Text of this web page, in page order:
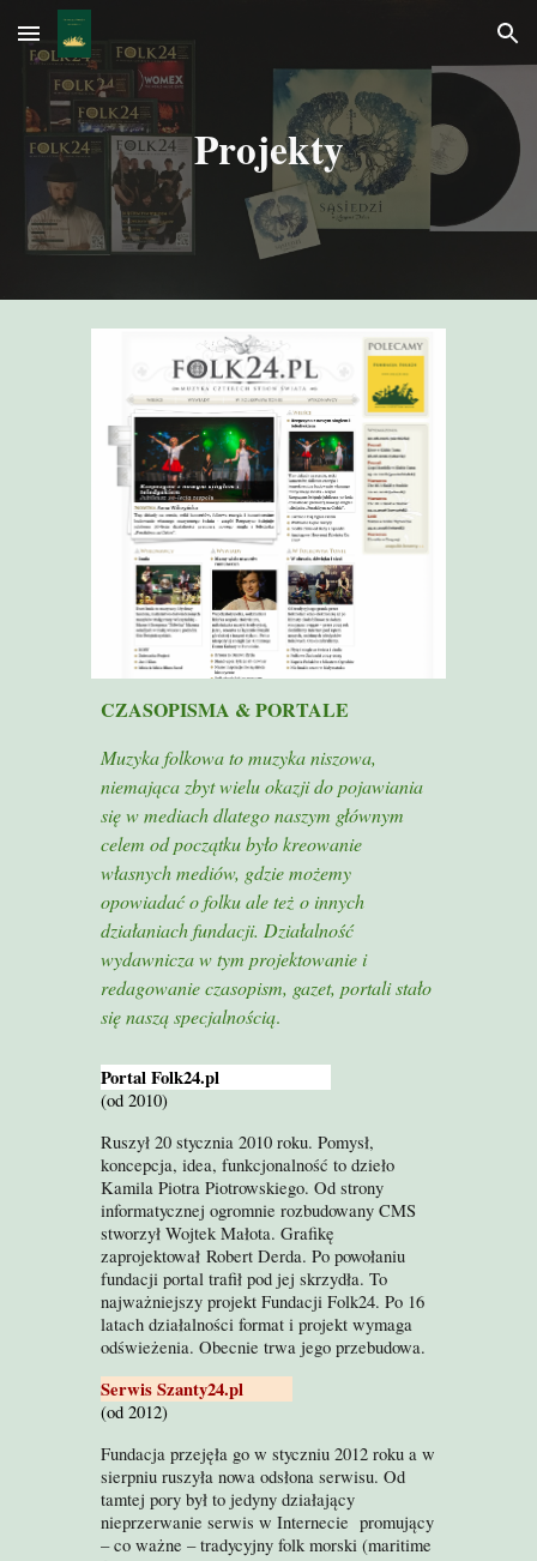
Skip to main content Skip to navigation
Projekty
CZASOPISMA &PORTALE
Muzyka folkowa to muzyka niszowa,
niemająca zbyt wielu okazji do pojawiania
się w mediach dlatego naszym głównym
celem od początku było kreowanie
własnych mediów, gdzie możemy
opowiadać o folku ale też o innych
działaniach fundacji. Działalność
wydawnicza w tym projektowanie i
redagowanie czasopism, gazet, portali stało
się naszą specjalnością.
PortalFolk24.pl
(od 2010)
Ruszył 20 stycznia 2010 roku. Pomysł,
koncepcja, idea, funkcjonalność to dzieło
Kamila Piotra Piotrowskiego. Od strony
informatycznej ogromnie rozbudowany CMS
stworzył Wojtek Małota. Grafikę
zaprojektował Robert Derda. Po powołaniu
fundacji portal trafił pod jej skrzydła. To
najważniejszy projekt Fundacji Folk24. Po 16
latach działalności format i projekt wymaga
odświeżenia. Obecnie trwa jego przebudowa.
SerwisSzanty24.pl
(od 2012)
Fundacja przejęła go w styczniu 2012 roku a w
sierpniu ruszyła nowa odsłona serwisu. Od
tamtej pory był to jedyny działający
nieprzerwanie serwis w Internecie promujący
– co ważne – tradycyjny folk morski (maritime